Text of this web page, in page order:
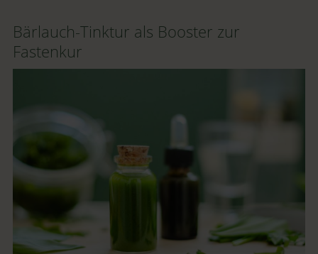
Bärlauch-Tinktur als Booster zur
Fastenkur